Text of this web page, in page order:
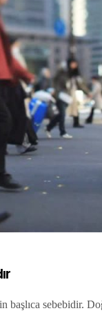
başlıca sebebidir.